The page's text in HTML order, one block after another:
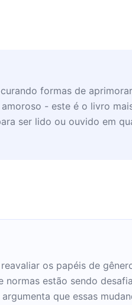
formas de
- este é o livro
ser lido ou ouvido em
se concentrar no que é
os papéis de
estão sendo
que essas